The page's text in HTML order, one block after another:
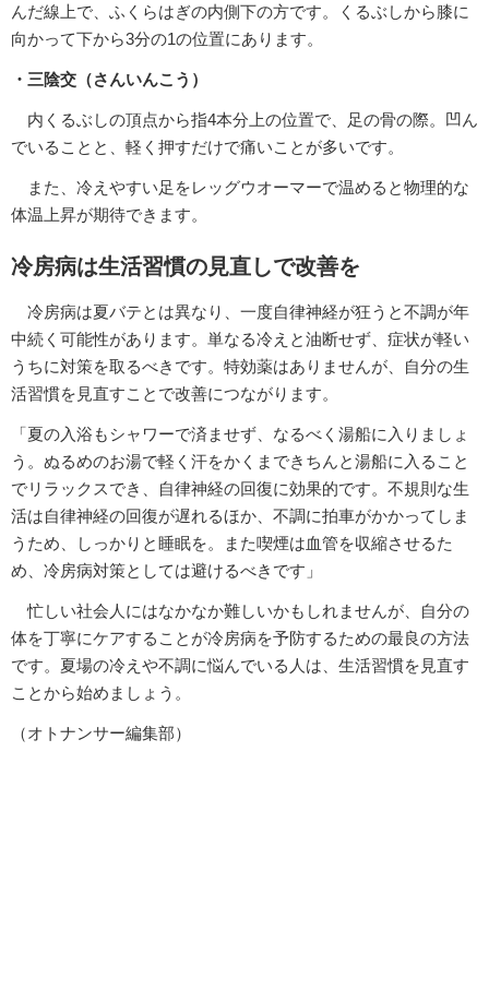
んだ線上で、ふくらはぎの内側下の方です。くるぶしから膝に
向かって下から3分の1の位置にあります。
・三陰交（さんいんこう）
内くるぶしの頂点から指4本分上の位置で、足の骨の際。凹ん
でいることと、軽く押すだけで痛いことが多いです。
また、冷えやすい足をレッグウオーマーで温めると物理的な
体温上昇が期待できます。
冷房病は生活習慣の見直しで改善を
冷房病は夏バテとは異なり、一度自律神経が狂うと不調が年
中続く可能性があります。単なる冷えと油断せず、症状が軽い
うちに対策を取るべきです。特効薬はありませんが、自分の生
活習慣を見直すことで改善につながります。
「夏の入浴もシャワーで済ませず、なるべく湯船に入りましょ
う。ぬるめのお湯で軽く汗をかくまできちんと湯船に入ること
でリラックスでき、自律神経の回復に効果的です。不規則な生
活は自律神経の回復が遅れるほか、不調に拍車がかかってしま
うため、しっかりと睡眠を。また喫煙は血管を収縮させるた
め、冷房病対策としては避けるべきです」
忙しい社会人にはなかなか難しいかもしれませんが、自分の
体を丁寧にケアすることが冷房病を予防するための最良の方法
です。夏場の冷えや不調に悩んでいる人は、生活習慣を見直す
ことから始めましょう。
（オトナンサー編集部）